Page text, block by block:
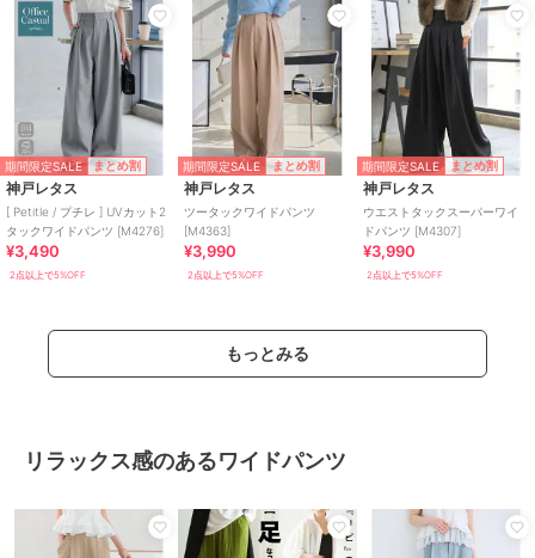
期間限定SALE まとめ割
神戸レタス
[ Petitle / プチレ ] UVカット2
タックワイドパンツ [M4276]
¥3,490
2点以上で5%OFF
期間限定SALE まとめ割
神戸レタス
ツータックワイドパンツ
[M4363]
¥3,990
2点以上で5%OFF
期間限定SALE まとめ割
神戸レタス
ウエストタックスーパーワイ
ドパンツ [M4307]
¥3,990
2点以上で5%OFF
もっとみる
リラックス感のあるワイドパンツ